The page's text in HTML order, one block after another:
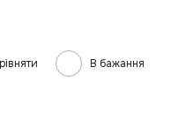
В бажання